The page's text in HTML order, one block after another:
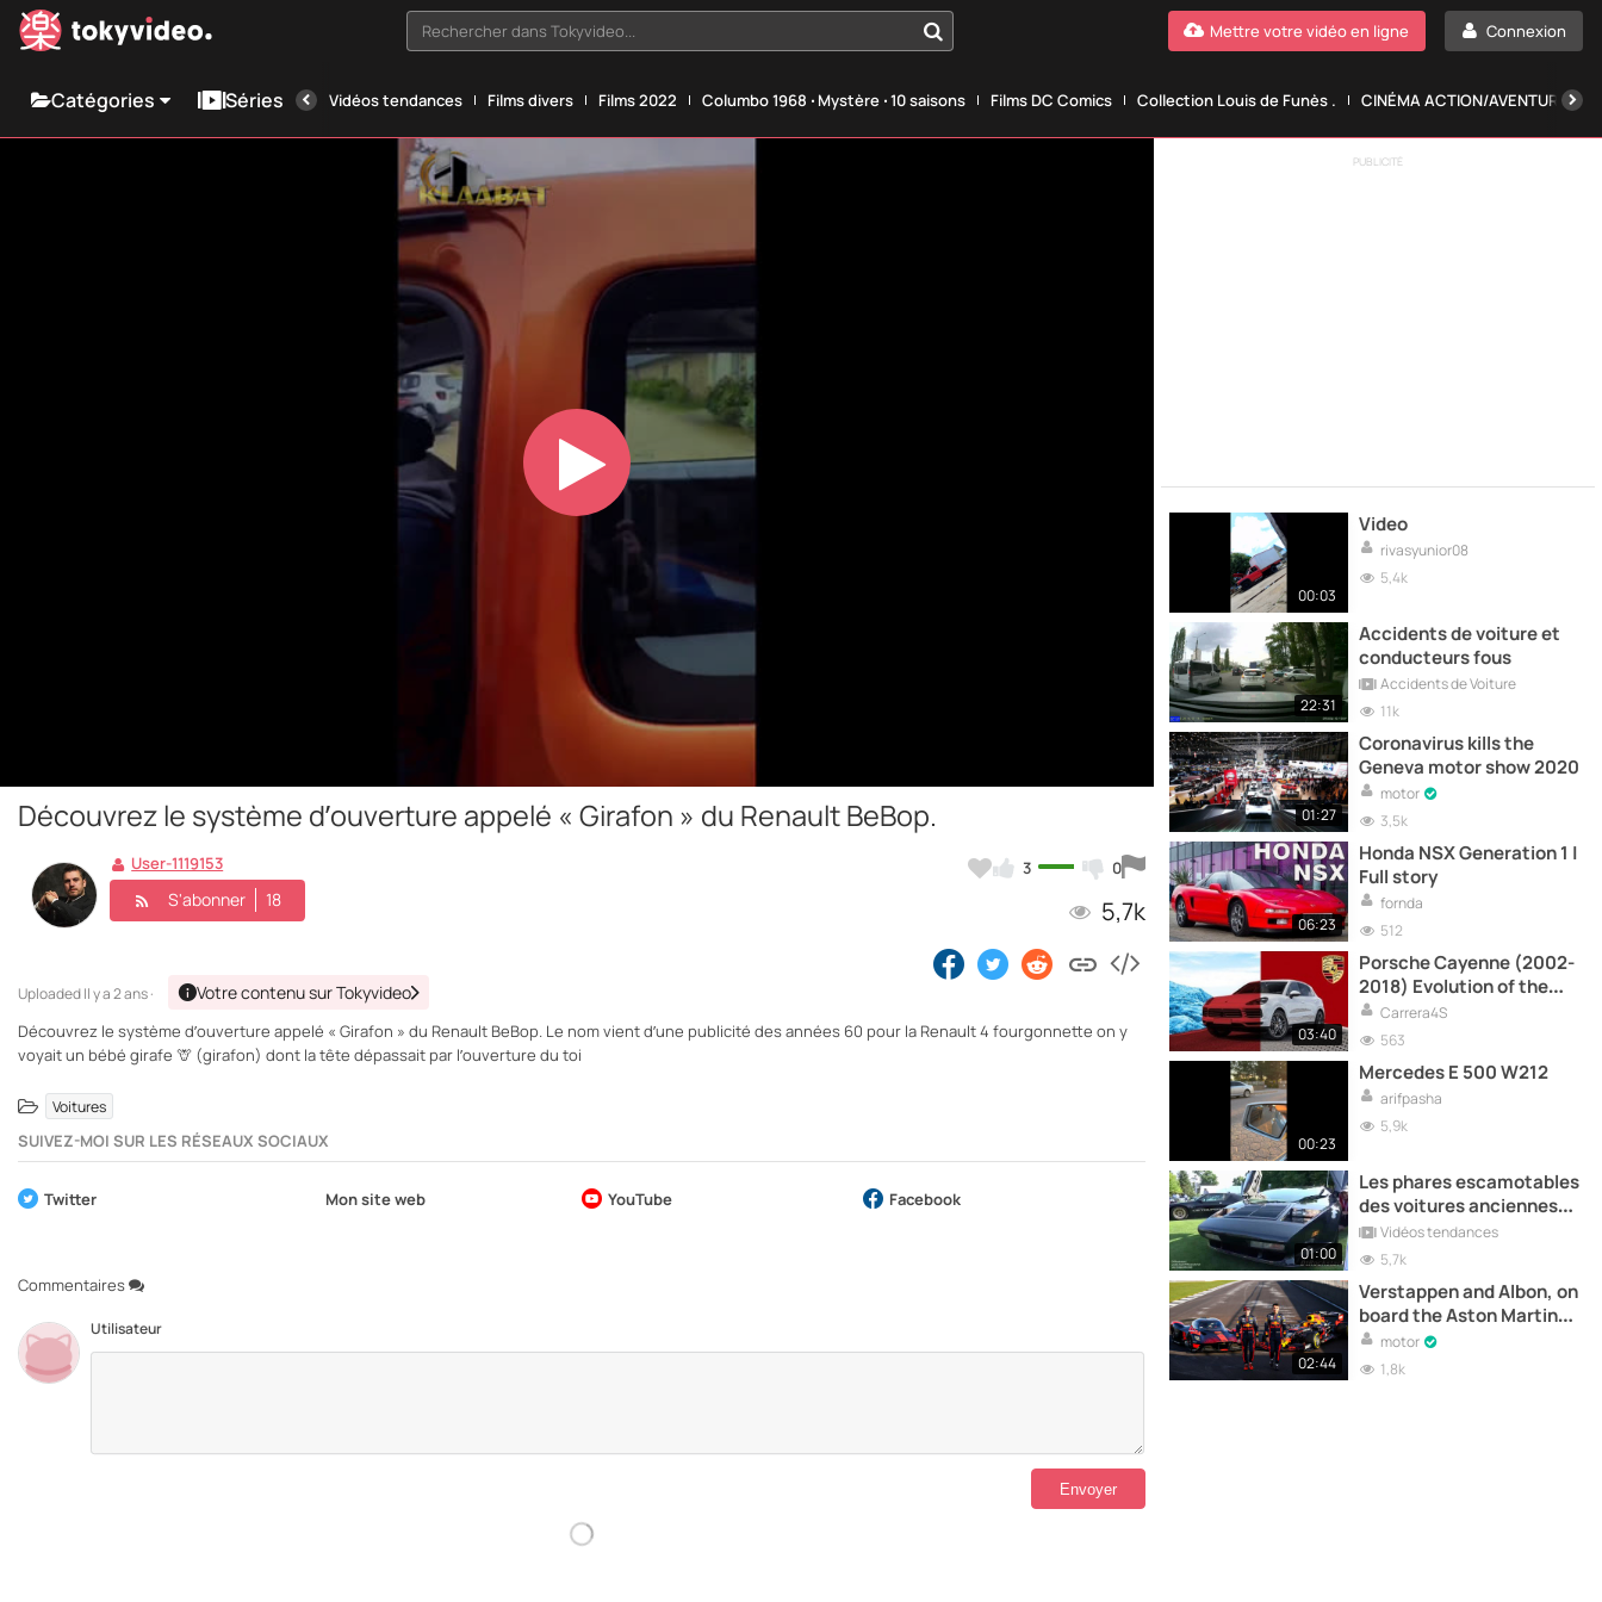
Rechercher dans Tokyvideo... Connexion
Mettre votre vidéo en ligne
Catégories Séries Vidéos tendances Films divers Films 2022 Columbo 1968 ‧ Mystère ‧ 10 saisons Films DC Comics Collection Louis de Funès . CINÉMA ACTION/AVENTURE.
Play
Video
Découvrez le système d’ouverture appelé « Girafon » du Renault BeBop.
3 0
5,7k
User-1119153
S'abonner 18
UploadedIl y a 2 ans · Votre contenu sur Tokyvideo
Découvrez le système d’ouverture appelé « Girafon » du Renault BeBop. Le nom vient d’une publicité des années 60 pour la Renault 4 fourgonnette on y
voyait un bébé girafe 🦒 (girafon) dont la tête dépassait par l’ouverture du toi
Voitures
SUIVEZ-MOI SUR LES RÉSEAUX SOCIAUX
Twitter Mon site web YouTube Facebook
Commentaires
Utilisateur
PUBLICITÉ
00:03
Video
rivasyunior08
5,4k
22:31
Accidents de voiture et
conducteurs fous
Accidents de Voiture
11k
01:27
Coronavirus kills the
Geneva motor show 2020
motor
3,5k
06:23
Honda NSX Generation 1 |
Full story
fornda
512
03:40
Porsche Cayenne (2002-
2018) Evolution of the
model
Carrera4S
563
00:23
Mercedes E 500 W212
arifpasha
5,9k
01:00
Les phares escamotables
des voitures anciennes
sont hypnotiques !!!!
Vidéos tendances
5,7k
02:44
Verstappen and Albon, on
board the Aston Martin
Valkyrie hypercar
motor
1,8k